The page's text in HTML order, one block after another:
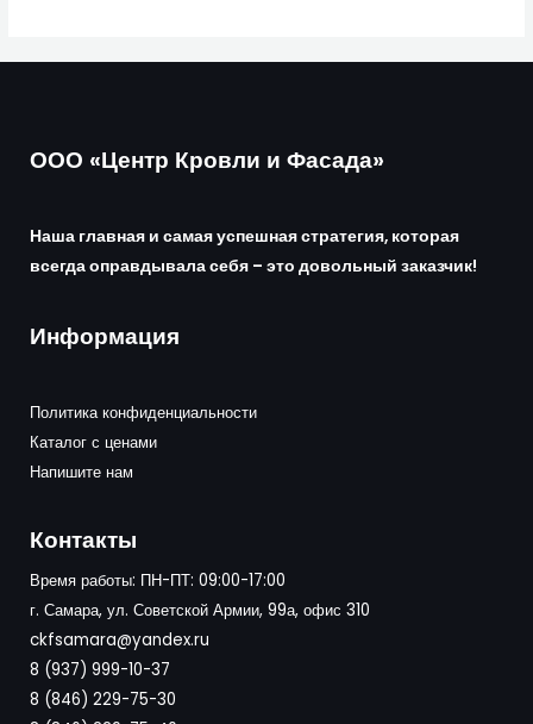
ООО «Центр Кровли и Фасада»
Наша главная и самая успешная стратегия, которая
всегда оправдывала себя – это довольный заказчик!
Информация
Политика конфиденциальности
Каталог с ценами
Напишите нам
Контакты
Время работы: ПН-ПТ: 09:00-17:00
г. Самара, ул. Советской Армии, 99а, офис 310
ckfsamara@yandex.ru
8 (937) 999-10-37
8 (846) 229-75-30